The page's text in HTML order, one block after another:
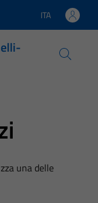
Lingua attiva:
ITA
una delle